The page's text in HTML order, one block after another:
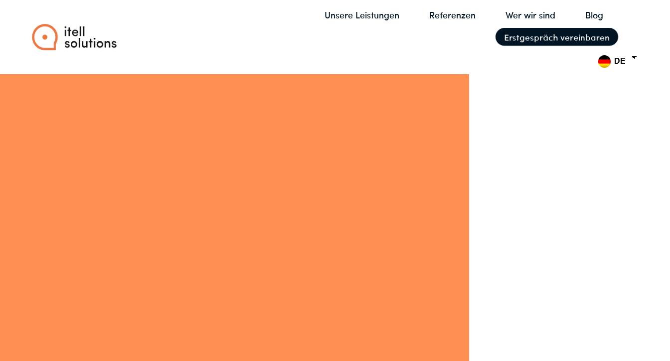
Unsere Leistungen Referenzen Wer wir sind Blog
Erstgespräch vereinbaren
DE